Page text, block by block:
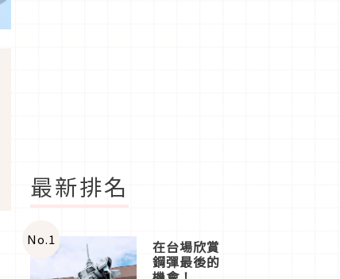
最新排名
No.1 在台場欣賞
鋼彈最後的